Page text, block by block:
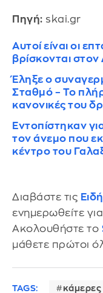
Πηγή: skai.gr
Αυτοί είναι οι
βρίσκονται
Έληξε ο
Σταθμό – Το
κανονικές του
Εντοπίστηκαν
τον άνεμο που
κέντρο του
Διαβάστε τις
ενημερωθείτε
Ακολουθήστε το
μάθετε πρώτοι
TAGS: κάμερες